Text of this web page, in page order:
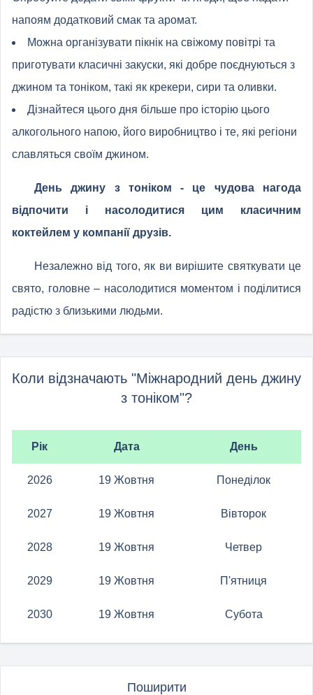
напоям додатковий смак та аромат.
Можна організувати пікнік на свіжому повітрі та
приготувати класичні закуски, які добре поєднуються з
джином та тоніком, такі як крекери, сири та оливки.
Дізнайтеся цього дня більше про історію цього
алкогольного напою, його виробництво і те, які регіони
славляться своїм джином.
День джину з тоніком - це чудова нагода
відпочити і насолодитися цим класичним
коктейлем у компанії друзів.
Незалежно від того, як ви вирішите святкувати це
свято, головне – насолодитися моментом і поділитися
радістю з близькими людьми.
Коли відзначають "Міжнародний день джину
з тоніком"?
Рік Дата День
2026 19 Жовтня Понеділок
2027 19 Жовтня Вівторок
2028 19 Жовтня Четвер
2029 19 Жовтня П'ятниця
2030 19 Жовтня Субота
Поширити